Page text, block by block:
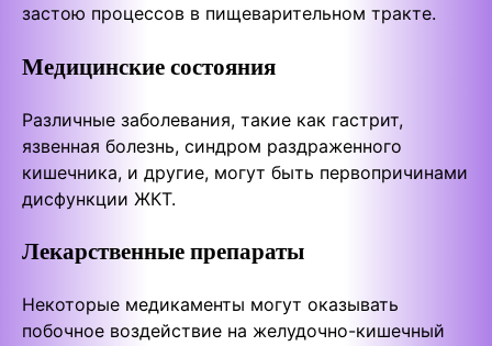
застою процессов в пищеварительном тракте.
Медицинские состояния
Различные заболевания, такие как гастрит,
язвенная болезнь, синдром раздраженного
кишечника, и другие, могут быть первопричинами
дисфункции ЖКТ.
Лекарственные препараты
Некоторые медикаменты могут оказывать
побочное воздействие на желудочно-кишечный